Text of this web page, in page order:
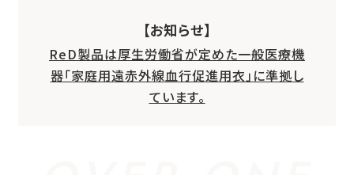
【お知らせ】
ReD製品は厚生労働省が定めた一般医療機
器「家庭用遠赤外線血行促進用衣」に準拠し
ています。